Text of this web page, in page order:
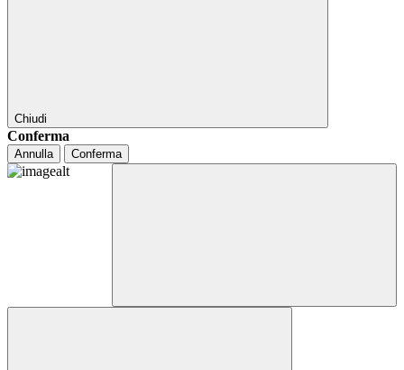
Chiudi
Conferma
Annulla Conferma